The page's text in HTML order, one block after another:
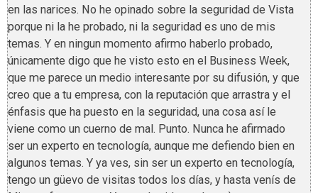
en las narices. No he opinado sobre la seguridad de Vista
porque ni la he probado, ni la seguridad es uno de mis
temas. Y en ningun momento afirmo haberlo probado,
únicamente digo que he visto esto en el Business Week,
que me parece un medio interesante por su difusión, y que
creo que a tu empresa, con la reputación que arrastra y el
énfasis que ha puesto en la seguridad, una cosa así le
viene como un cuerno de mal. Punto. Nunca he afirmado
ser un experto en tecnología, aunque me defiendo bien en
algunos temas. Y ya ves, sin ser un experto en tecnología,
tengo un güevo de visitas todos los días, y hasta venís de